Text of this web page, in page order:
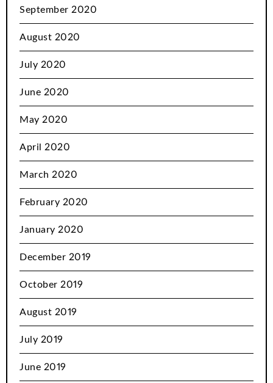
September 2020
August 2020
July 2020
June 2020
May 2020
April 2020
March 2020
February 2020
January 2020
December 2019
October 2019
August 2019
July 2019
June 2019